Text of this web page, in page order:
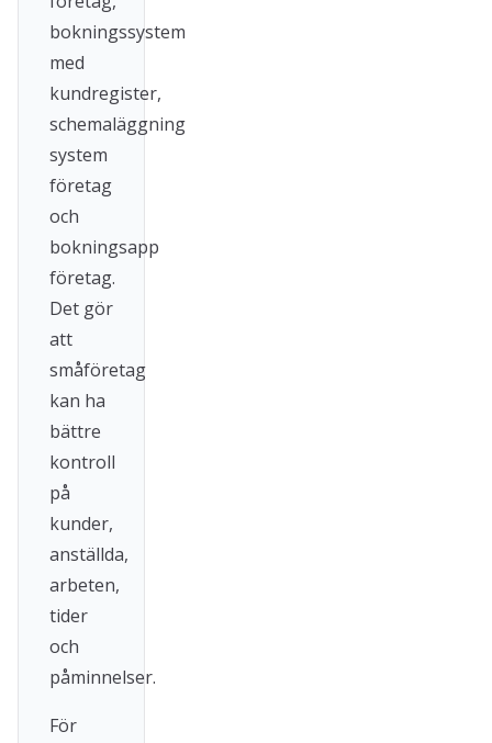
bokningssystem
med
kundregister,
schemaläggning
system
företag
och
bokningsapp
företag.
Det gör
att
småföretag
kan ha
bättre
kontroll
på
kunder,
anställda,
arbeten,
tider
och
påminnelser.
För